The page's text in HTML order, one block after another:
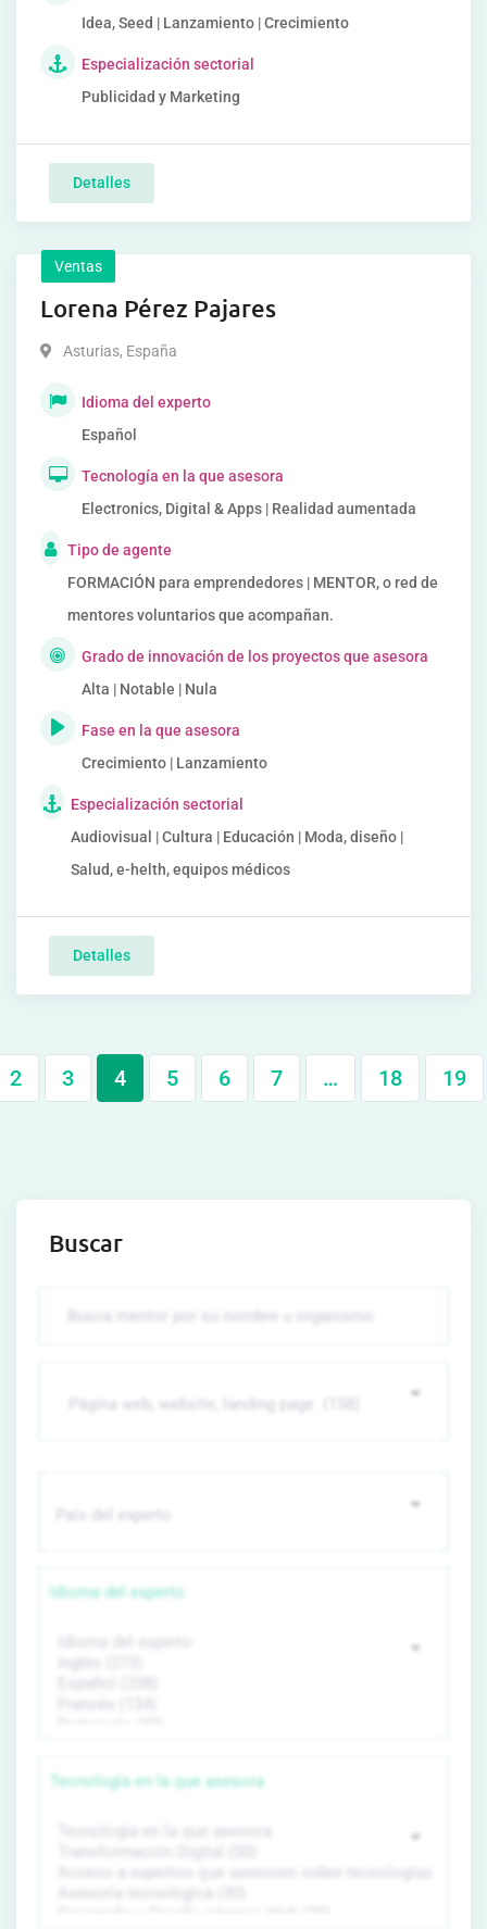
Idea, Seed | Lanzamiento | Crecimiento
Especialización sectorial
Publicidad y Marketing
Detalles
Ventas
Lorena Pérez Pajares
Asturias, España
Idioma del experto
Español
Tecnología en la que asesora
Electronics, Digital & Apps | Realidad aumentada
Tipo de agente
FORMACIÓN para emprendedores | MENTOR, o red de
mentores voluntarios que acompañan.
Grado de innovación de los proyectos que asesora
Alta | Notable | Nula
Fase en la que asesora
Crecimiento | Lanzamiento
Especialización sectorial
Audiovisual | Cultura | Educación | Moda, diseño |
Salud, e-helth, equipos médicos
Detalles
2 3 4 5 6 7 … 18 19
Buscar
Idioma del experto
Tecnología en la que asesora